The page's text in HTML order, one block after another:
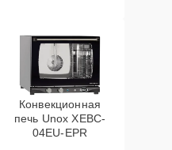
Конвекционная
печь Unox XEBC-
04EU-EPR